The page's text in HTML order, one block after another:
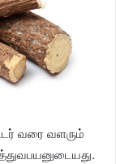
வரை வளரும்